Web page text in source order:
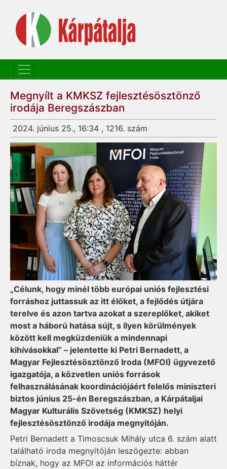
Megnyílt a KMKSZ fejlesztésösztönző
irodája Beregszászban
2024. június 25., 16:34 , 1216. szám
„Célunk, hogy minél több európai uniós fejlesztési
forráshoz juttassuk az itt élőket, a fejlődés útjára
terelve és azon tartva azokat a szereplőket, akiket
most a háború hatása sújt, s ilyen körülmények
között kell megküzdeniük a mindennapi
kihívásokkal” – jelentette ki Petri Bernadett, a
Magyar Fejlesztésösztönző Iroda (MFOI) ügyvezető
igazgatója, a közvetlen uniós források
felhasználásának koordinációjáért felelős miniszteri
biztos június 25-én Beregszászban, a Kárpátaljai
Magyar Kulturális Szövetség (KMKSZ) helyi
fejlesztésösztönző irodája megnyitóján.
Petri Bernadett a Timoscsuk Mihály utca 6. szám alatt
található iroda megnyitóján leszögezte: abban
bíznak, hogy az MFOI az információs háttér